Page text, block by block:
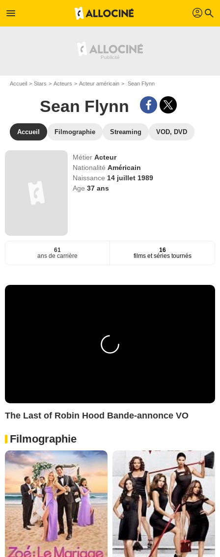
menu profil search
Accueil Stars Acteurs Acteur américain Sean Flynn
Sean Flynn
Accueil Filmographie Streaming VOD, DVD
MétierActeur
NationalitéAméricain
Naissance 14 juillet 1989
Age37 ans
61
ans de carrière
16
films et séries tournés
The Last of Robin Hood Bande-annonce VO
Filmographie